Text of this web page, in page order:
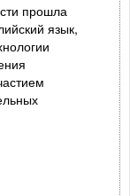
прошла
язык,